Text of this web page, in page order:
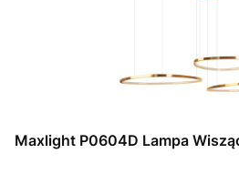
Maxlight P0604D Lampa